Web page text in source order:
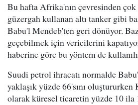
Bu hafta Afrika'nın çevresinden
güzergah kullanan altı tanker gibi
Babu'l Mendeb'ten geri dönüyor.
geçebilmek için vericilerini
haberine göre bu yöntem de
Suudi petrol ihracatı normalde
yaklaşık yüzde 66'sını oluştururken
olarak küresel ticaretin yüzde 10 ila